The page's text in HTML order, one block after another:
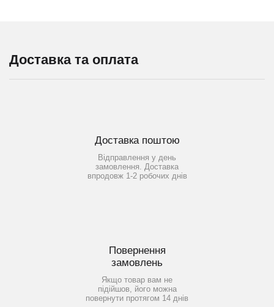
Доставка та оплата
Доставка поштою
Відправлення у день
замовлення. Доставка
впродовж 1-2 робочих днів
Повернення
замовлень
Якщо товар вам не
підійшов, його можна
повернути протягом 14 днів